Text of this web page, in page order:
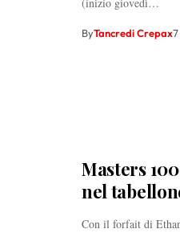
ByTancredi Crepax
Masters
nel
Con il forfait di